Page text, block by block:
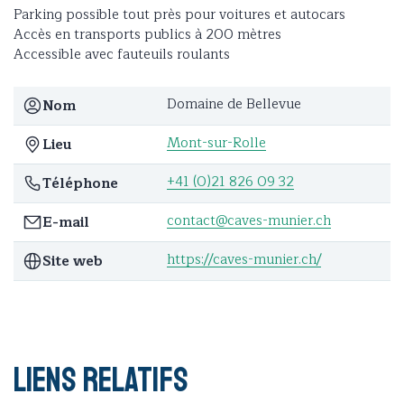
Parking possible tout près pour voitures et autocars
Accès en transports publics à 200 mètres
Accessible avec fauteuils roulants
Nom
Domaine de Bellevue
Lieu
Mont-sur-Rolle
Téléphone
+41 (0)21 826 09 32
E-mail
contact@caves-munier.ch
Site web
https://caves-munier.ch/
Liens relatifs